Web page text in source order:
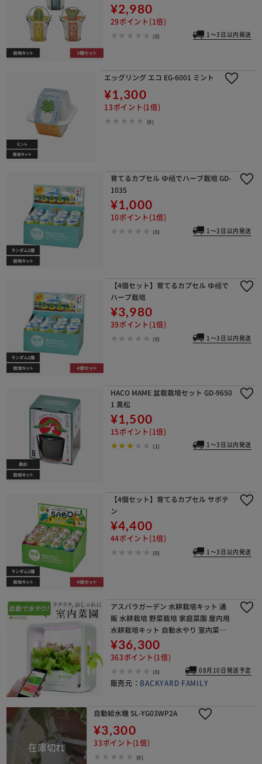
¥2,980
29ポイント(1倍)
(0) 1～3日以内発送
エッグリング エコ EG-6001 ミント
¥1,300
13ポイント(1倍)
(0)
育てるカプセル ゆ桶でハーブ栽培 GD-
1035
¥1,000
10ポイント(1倍)
(0) 1～3日以内発送
【4個セット】育てるカプセル ゆ桶で
ハーブ栽培
¥3,980
39ポイント(1倍)
(0) 1～3日以内発送
HACO MAME 盆栽栽培セット GD-9650
1 黒松
¥1,500
15ポイント(1倍)
(1) 1～3日以内発送
【4個セット】育てるカプセル サボテ
ン
¥4,400
44ポイント(1倍)
(0) 1～3日以内発送
アスパラガーデン 水耕栽培キット 通
販 水耕栽培 野菜栽培 家庭菜園 屋内用
水耕栽培キット 自動水やり 室内菜園
自動調整 アプリ管理 野菜育成 植物育
成 コンパクト設計 スタイッリシュ ミ
¥36,300
363ポイント(1倍)
(0) 08月10日発送予定
販売元： BACKYARD FAMILY
自動給水機 SL-YG03WP2A
¥3,300
33ポイント(1倍)
(0)